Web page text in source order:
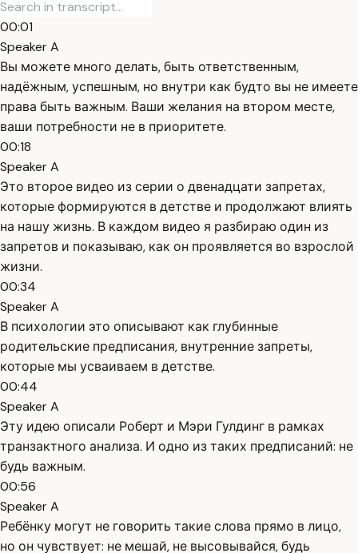
00:01
Speaker A
Вы можете много делать, быть ответственным,
надёжным, успешным, но внутри как будто вы не имеете
права быть важным. Ваши желания на втором месте,
ваши потребности не в приоритете.
00:18
Speaker A
Это второе видео из серии о двенадцати запретах,
которые формируются в детстве и продолжают влиять
на нашу жизнь. В каждом видео я разбираю один из
запретов и показываю, как он проявляется во взрослой
жизни.
00:34
Speaker A
В психологии это описывают как глубинные
родительские предписания, внутренние запреты,
которые мы усваиваем в детстве.
00:44
Speaker A
Эту идею описали Роберт и Мэри Гулдинг в рамках
транзактного анализа. И одно из таких предписаний: не
будь важным.
00:56
Speaker A
Ребёнку могут не говорить такие слова прямо в лицо,
но он чувствует: не мешай, не высовывайся, будь